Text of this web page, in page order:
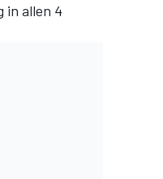
in allen 4